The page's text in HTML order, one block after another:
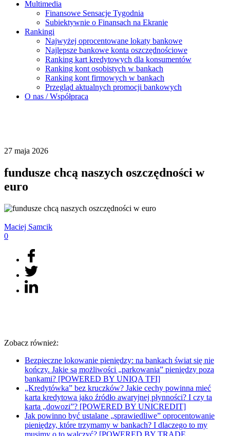
Multimedia
Finansowe Sensacje Tygodnia
Subiektywnie o Finansach na Ekranie
Rankingi
Najwyżej oprocentowane lokaty bankowe
Najlepsze bankowe konta oszczędnościowe
Ranking kart kredytowych dla konsumentów
Ranking kont osobistych w bankach
Ranking kont firmowych w bankach
Przegląd aktualnych promocji bankowych
O nas / Współpraca
27 maja 2026
fundusze chcą naszych oszczędności w
euro
Maciej Samcik
0
Zobacz również:
Bezpieczne lokowanie pieniędzy: na bankach świat się nie
kończy. Jakie są możliwości „parkowania” pieniędzy poza
bankami? [POWERED BY UNIQA TFI]
„Kredytówka” bez kruczków? Jakie cechy powinna mieć
karta kredytowa jako źródło awaryjnej płynności? I czy ta
karta „dowozi”? [POWERED BY UNICREDIT]
Jak powinno być ustalane „sprawiedliwe” oprocentowanie
pieniędzy, które trzymamy w bankach? I dlaczego to my
musimy o to walczyć? [POWERED BY TRADE